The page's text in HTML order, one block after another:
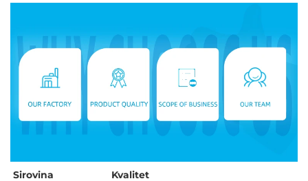
Sirovina
Kvalitet